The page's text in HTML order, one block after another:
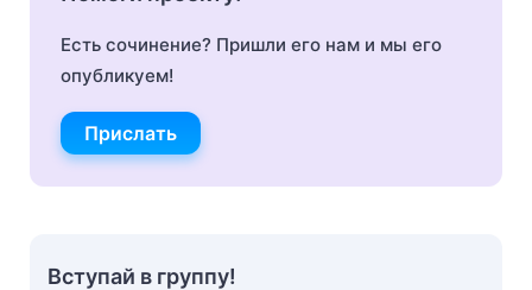
Есть сочинение? Пришли его нам и мы его
опубликуем!
Прислать
Вступай в группу!